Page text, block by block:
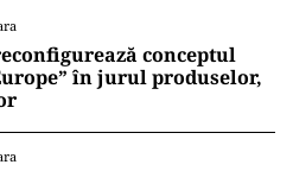
conceptul
în jurul produselor,